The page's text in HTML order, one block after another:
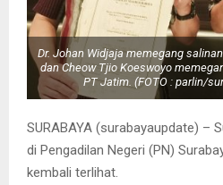
Dr. Johan Widjaja memegang
dan Cheow Tjio Koeswoyo
PT Jatim. (FOTO : parlin/
SURABAYA (surabayaupdate) –
di Pengadilan Negeri (PN)
kembali terlihat.